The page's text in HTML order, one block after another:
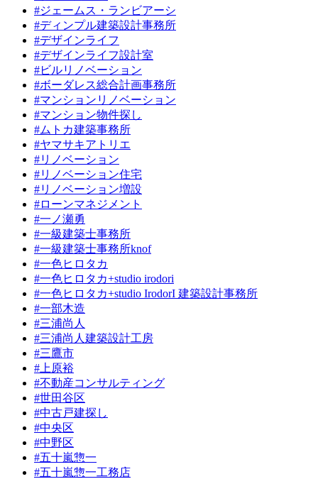
#ジェームス・ランビアーシ
#ディンプル建築設計事務所
#デザインライフ
#デザインライフ設計室
#ビルリノベーション
#ボーダレス総合計画事務所
#マンションリノベーション
#マンション物件探し
#ムトカ建築事務所
#ヤマサキアトリエ
#リノベーション
#リノベーション住宅
#リノベーション増設
#ローンマネジメント
#一ノ瀬勇
#一級建築士事務所
#一級建築士事務所knof
#一色ヒロタカ
#一色ヒロタカ+studio irodori
#一色ヒロタカ+studio IrodorI 建築設計事務所
#一部木造
#三浦尚人
#三浦尚人建築設計工房
#三鷹市
#上原裕
#不動産コンサルティング
#世田谷区
#中古戸建探し
#中央区
#中野区
#五十嵐惣一
#五十嵐惣一工務店